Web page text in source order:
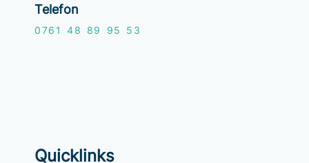
Telefon
076148 89 95 53
Quicklinks